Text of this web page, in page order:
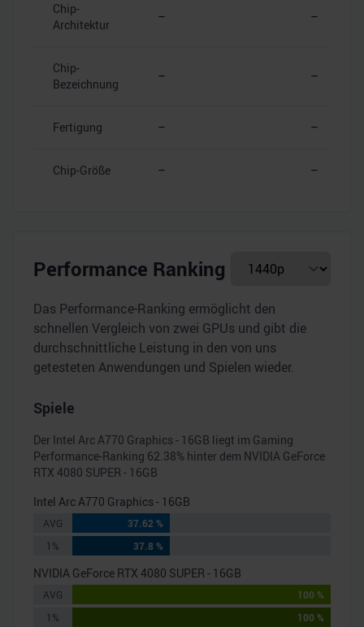
Chip-
Architektur
– –
Chip-
Bezeichnung
– –
Fertigung – –
Chip-Größe – –
Performance Ranking
Das Performance-Ranking ermöglicht den
schnellen Vergleich von zwei GPUs und gibt die
durchschnittliche Leistung in den von uns
getesteten Anwendungen und Spielen wieder.
Spiele
Der Intel Arc A770 Graphics - 16GB liegt im Gaming
Performance-Ranking 62.38% hinter dem NVIDIA GeForce
RTX 4080 SUPER - 16GB
Intel Arc A770 Graphics - 16GB
AVG
37.62 %
1%
37.8 %
NVIDIA GeForce RTX 4080 SUPER - 16GB
AVG
100 %
1%
100 %